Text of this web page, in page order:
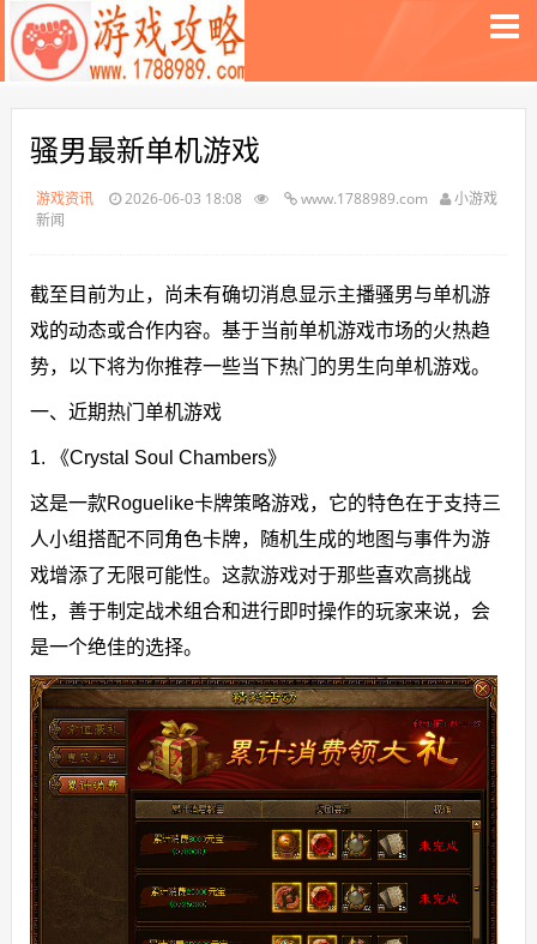
骚男最新单机游戏
游戏资讯 2026-06-03 18:08 www.1788989.com
小游戏
新闻
截至目前为止，尚未有确切消息显示主播骚男与单机游
戏的动态或合作内容。基于当前单机游戏市场的火热趋
势，以下将为你推荐一些当下热门的男生向单机游戏。
一、近期热门单机游戏
1. 《Crystal Soul Chambers》
这是一款Roguelike卡牌策略游戏，它的特色在于支持三
人小组搭配不同角色卡牌，随机生成的地图与事件为游
戏增添了无限可能性。这款游戏对于那些喜欢高挑战
性，善于制定战术组合和进行即时操作的玩家来说，会
是一个绝佳的选择。